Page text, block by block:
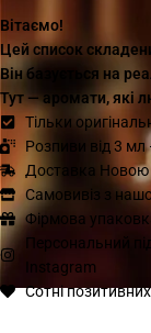
Вітаємо!
Цей список
Він базується на
Тут — аромати, які
Тільки
Розпиви від 3
Доставка Новою
Самовивіз з
Фірмова
Персональний
Instagram
Сотні